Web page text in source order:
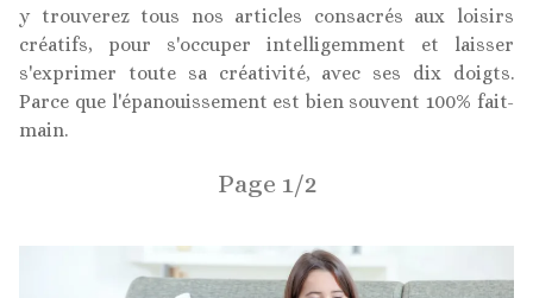
y trouverez tous nos articles consacrés aux loisirs
créatifs, pour s'occuper intelligemment et laisser
s'exprimer toute sa créativité, avec ses dix doigts.
Parce que l'épanouissement est bien souvent 100% fait-
main.
Page 1/2